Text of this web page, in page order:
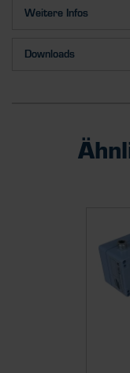
Weitere Infos
Downloads